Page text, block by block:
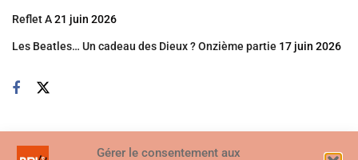
Gérer le consentement aux
Reflet A21 juin 2026
Les Beatles… Un cadeau des Dieux ? Onzième partie 17 juin 2026